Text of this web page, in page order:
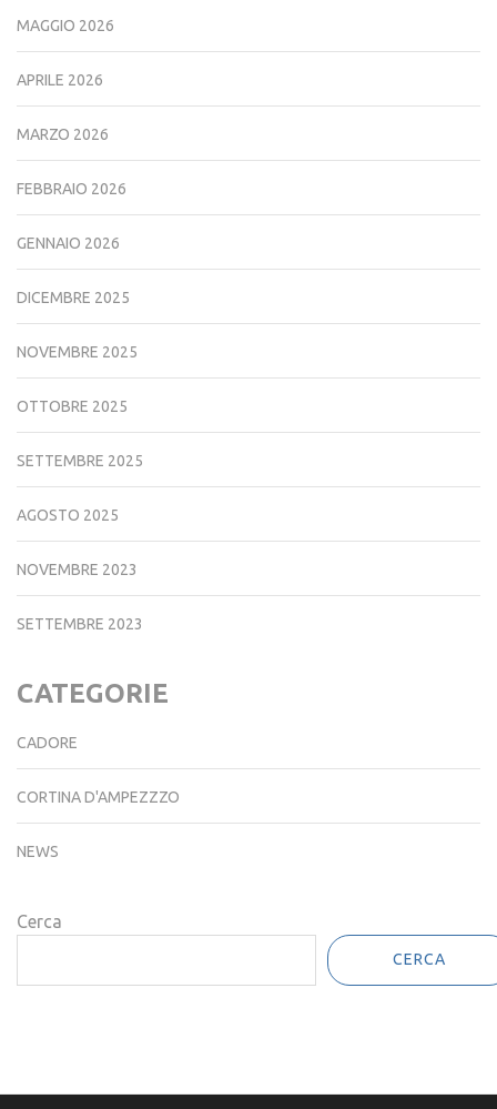
MAGGIO 2026
APRILE 2026
MARZO 2026
FEBBRAIO 2026
GENNAIO 2026
DICEMBRE 2025
NOVEMBRE 2025
OTTOBRE 2025
SETTEMBRE 2025
AGOSTO 2025
NOVEMBRE 2023
SETTEMBRE 2023
CATEGORIE
CADORE
CORTINA D'AMPEZZZO
NEWS
Cerca
CERCA